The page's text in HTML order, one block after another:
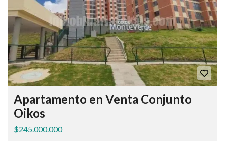
Apartamento en Venta Conjunto
Oikos
$245.000.000